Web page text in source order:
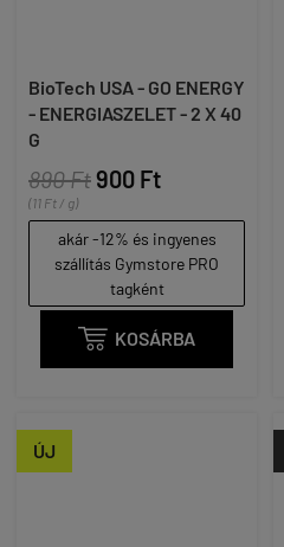
BioTech USA - GO ENERGY
- ENERGIASZELET - 2 X 40
G
890 Ft900 Ft
(11 Ft / g)
akár -12% és ingyenes
szállítás Gymstore PRO
tagként
 KOSÁRBA
ÚJ